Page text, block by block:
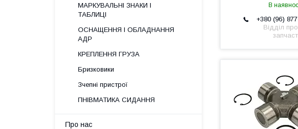
В
+380 (96)
Відділ
МАРКУВАЛЬНІ ЗНАКИ І
ТАБЛИЦІ
ОСНАЩЕННЯ І ОБЛАДНАННЯ
АДР
КРЕПЛЕННЯ ГРУЗА
Бризковики
Зчепні пристрої
ПНІВМАТИКА СИДАННЯ
Про нас